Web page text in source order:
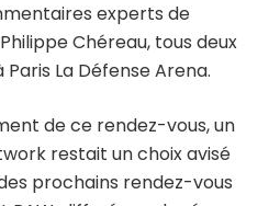
experts de
Chéreau, tous deux
La Défense Arena.
de ce rendez-vous, un
restait un choix avisé
prochains rendez-vous